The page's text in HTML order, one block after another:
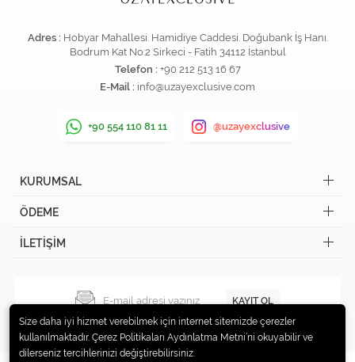
Adres : Hobyar Mahallesi. Hamidiye Caddesi. Doğubank İş Hanı.
Bodrum Kat No:2 Sirkeci - Fatih 34112 İstanbul
Telefon : +90 212 513 16 67
E-Mail : info@uzayexclusive.com
+90 554 110 81 11 @uzayexclusive
KURUMSAL
ÖDEME
İLETİŞİM
KAYIT OL
Size daha iyi hizmet verebilmek için internet sitemizde çerezler
kullanılmaktadır. Çerez Politikaları Aydınlatma Metni’ni okuyabilir ve
dilerseniz tercihlerinizi değiştirebilirsiniz.